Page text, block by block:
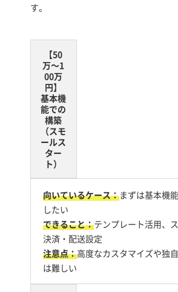
す。
【50
万～1
00万
円】
基本機
能での
構築
（スモ
ールス
ター
ト）
向いているケース：まずは基本機
したい
できること：テンプレート活用、ス
決済・配送設定
注意点：高度なカスタマイズや独
は難しい